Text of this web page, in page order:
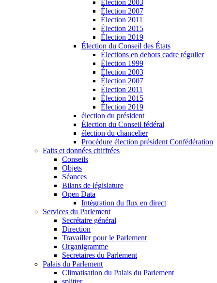
Élection 2003
Élection 2007
Élection 2011
Élection 2015
Élection 2019
Élection du Conseil des États
Élections en dehors cadre régulier
Élection 1999
Élection 2003
Élection 2007
Élection 2011
Élection 2015
Élection 2019
élection du président
Élection du Conseil fédéral
élection du chancelier
Procédure élection président Confédération
Faits et données chiffrées
Conseils
Objets
Séances
Bilans de législature
Open Data
Intégration du flux en direct
Services du Parlement
Secrétaire général
Direction
Travailler pour le Parlement
Organigramme
Secretaires du Parlement
Palais du Parlement
Climatisation du Palais du Parlement